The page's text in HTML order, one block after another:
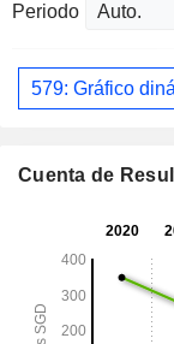
Periodo
579: Gráfico
Cuenta de